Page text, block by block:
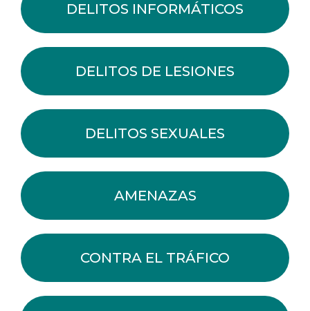
DELITOS INFORMÁTICOS
DELITOS DE LESIONES
DELITOS SEXUALES
AMENAZAS
CONTRA EL TRÁFICO